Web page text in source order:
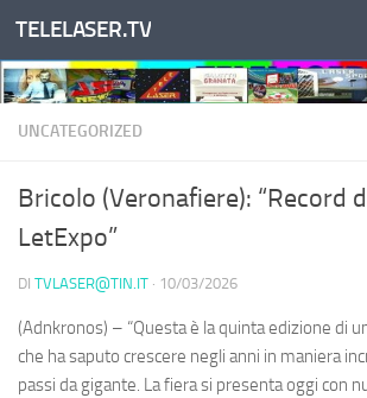
Salta al contenuto
TELELASER.TV
UNCATEGORIZED
Bricolo (Veronafiere): “Record
LetExpo”
DI TVLASER@TIN.IT · 10/03/2026
(Adnkronos) – “Questa è la quinta edizione di
che ha saputo crescere negli anni in maniera
passi da gigante. La fiera si presenta oggi con